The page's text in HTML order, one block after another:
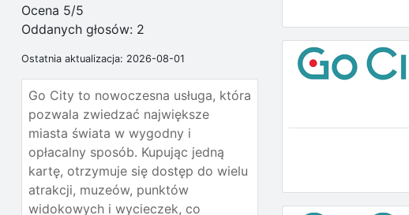
Ocena 5/5
Oddanych głosów: 2
Ostatnia aktualizacja: 2026-08-01
Go City to nowoczesna usługa, która
pozwala zwiedzać największe
miasta świata w wygodny i
opłacalny sposób. Kupując jedną
kartę, otrzymuje się dostęp do wielu
atrakcji, muzeów, punktów
widokowych i wycieczek, co